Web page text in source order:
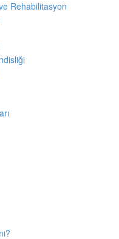
Rehabilitasyon